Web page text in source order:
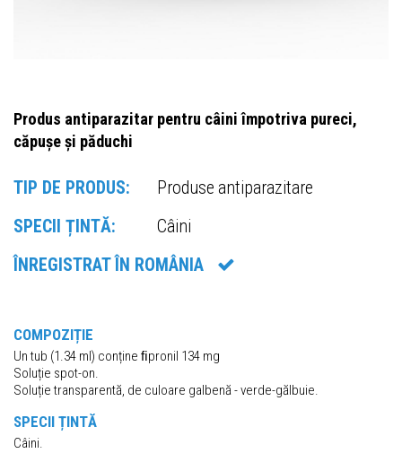
Produs antiparazitar pentru câini împotriva pureci,
căpușe și păduchi
TIP DE PRODUS:
Produse antiparazitare
SPECII ȚINTĂ:
Câini
ÎNREGISTRAT ÎN ROMÂNIA
COMPOZIȚIE
Un tub (1.34 ml) conține ﬁpronil 134 mg
Soluție spot-on.
Soluție transparentă, de culoare galbenă - verde-gălbuie.
SPECII ȚINTĂ
Câini.